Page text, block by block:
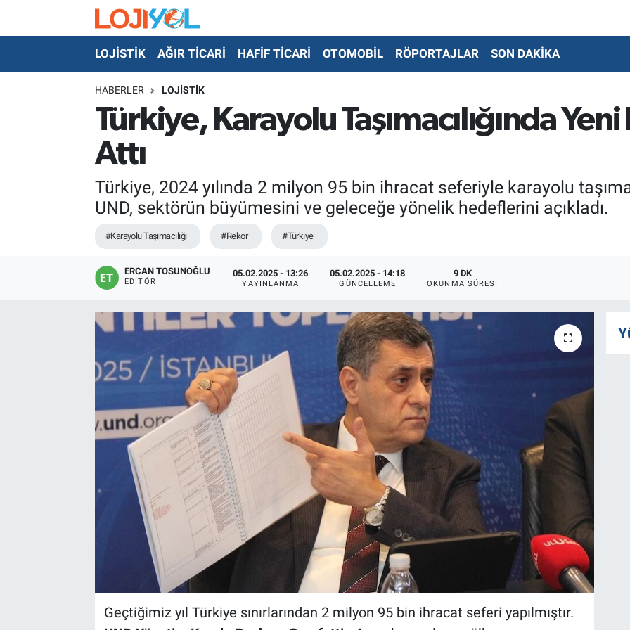
LOJİSTİK AĞIR TİCARİ HAFİF TİCARİ OTOMOBİL RÖPORTAJLAR SON DAKİKA
HABERLER LOJİSTİK
Türkiye, Karayolu Taşımacılığında
Attı
Türkiye, 2024 yılında 2 milyon 95 bin ihracat seferiyle karayolu
UND, sektörün büyümesini ve geleceğe yönelik hedeflerini açıkladı.
#Karayolu Taşımacılığı #Rekor #Türkiye
ERCAN TOSUNOĞLU
EDITÖR
05.02.2025 - 13:26
YAYINLANMA
05.02.2025 - 14:18
GÜNCELLEME
9 DK
OKUNMA SÜRESI
Geçtiğimiz yıl Türkiye sınırlarından 2 milyon 95 bin ihracat seferi yapılmıştır.
OTO-TEST